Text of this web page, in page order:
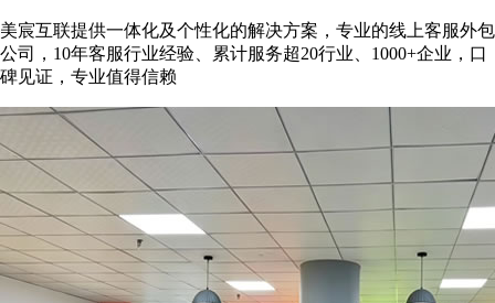
美宸互联提供一体化及个性化的解决方案，专业的线上客服外包
公司，10年客服行业经验、累计服务超20行业、1000+企业，口
碑见证，专业值得信赖